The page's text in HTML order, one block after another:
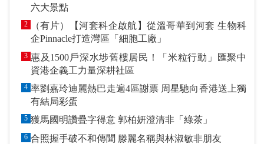
六大景點
2
（有片）【河套科企啟航】從溫哥華到河套 生物科
企Pinnacle打造灣區「細胞工廠」
3 惠及1500戶深水埗舊樓居民！「米粒行動」匯聚中
資港企義工力量深耕社區
4 率劉嘉玲迪麗熱巴走遍4區謝票 周星馳向香港送上獨
有結局彩蛋
5 獲馬國明讚疊字得意 郭柏妍澄清非「綠茶」
6 合照握手破不和傳聞 滕麗名稱與林淑敏非朋友